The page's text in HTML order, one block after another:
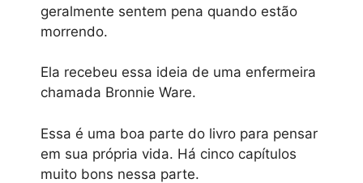
geralmente sentem pena quando estão
morrendo.
Ela recebeu essa ideia de uma enfermeira
chamada Bronnie Ware.
Essa é uma boa parte do livro para pensar
em sua própria vida. Há cinco capítulos
muito bons nessa parte.